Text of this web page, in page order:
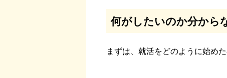
何がしたいのか分から
まずは、就活をどのように始め